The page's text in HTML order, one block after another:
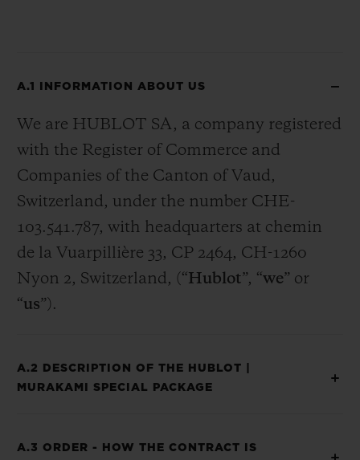
A.1 INFORMATION ABOUT US
We are HUBLOT SA, a company registered
with the Register of Commerce and
Companies of the Canton of Vaud,
Switzerland, under the number CHE-
103.541.787, with headquarters at chemin
de la Vuarpillière 33, CP 2464, CH-1260
Nyon 2, Switzerland, (“Hublot”, “we” or
“us”).
A.2 DESCRIPTION OF THE HUBLOT |
MURAKAMI SPECIAL PACKAGE
A.3 ORDER - HOW THE CONTRACT IS